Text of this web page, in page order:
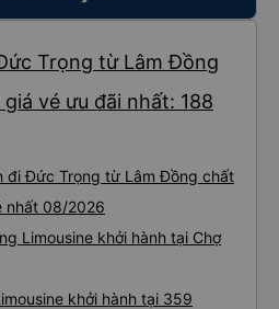
y chang tàu lượn siêu tốc vậy 😅.Nói tóm lại
ơn Team xe 60F 00575 và Phong Phú
Trọng từ Lâm Đồng
vé ưu đãi nhất: 188
đi Đức Trọng từ Lâm Đồng chất
nhất 08/2026
Limousine khởi hành tại Chợ
khởi hành tại 359